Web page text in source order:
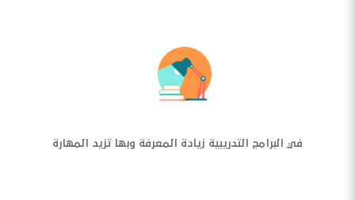
في البرامج التدريبية زيادة المعرفة وبها تزيد المهارة